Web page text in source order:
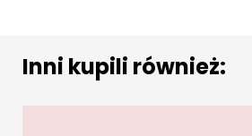
Inni kupili również: